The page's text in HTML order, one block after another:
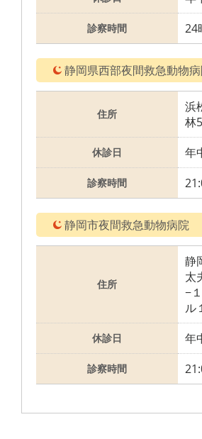
診察時間 24
静岡県西部夜間救急動物
住所
浜
林
休診日 年
診察時間
静岡市夜間救急動物病院
住所
静
太
−
ル
休診日 年
診察時間